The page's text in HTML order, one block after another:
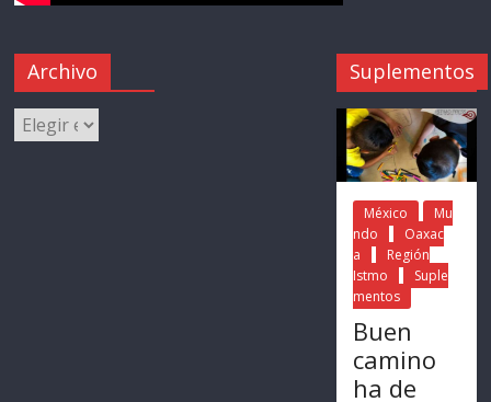
Archivo Suplementos
México
Mu
ndo
Oaxac
a
Región
Istmo
Suple
mentos
Buen
camino
ha de